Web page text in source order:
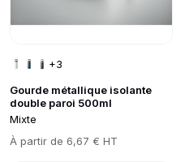
Gourde métallique isolante
double paroi 500ml
Mixte
Prix
À partir de 6,67 € HT
+3